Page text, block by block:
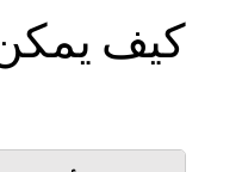
كيف